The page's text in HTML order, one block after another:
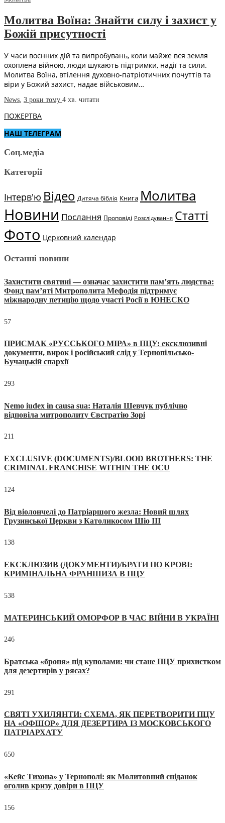
Молитва Воїна: Знайти силу і захист у
Божій присутності
У часи воєнних дій та випробувань, коли майже вся земля
охоплена війною, люди шукають підтримки, надії та сили.
Молитва Воїна, втілення духовно-патріотичних почуттів та
віри у Божий захист, надає військовим…
News, 3 роки тому 4 хв. читати
ПОЖЕРТВА
НАШ ТЕЛЕГРАМ
Соц.медіа
Категорії
Інтерв'ю Відео Дитяча біблія Книга Молитва
Новини Послання Проповіді Розслідування Статті
Фото Церковний календар
Останні новини
Захистити святині — означає захистити пам’ять людства:
Фонд пам’яті Митрополита Мефодія підтримує
міжнародну петицію щодо участі Росії в ЮНЕСКО
57
ПРИСМАК «РУССЬКОГО МІРА» в ПЦУ: ексклюзивні
документи, вирок і російський слід у Тернопільсько-
Бучацькій єпархії
293
Nemo iudex in causa sua: Наталія Шевчук публічно
відповіла митрополиту Євстратію Зорі
211
EXCLUSIVE (DOCUMENTS)/BLOOD BROTHERS: THE
CRIMINAL FRANCHISE WITHIN THE OCU
124
Від віолончелі до Патріаршого жезла: Новий шлях
Грузинської Церкви з Католикосом Шіо III
138
ЕКСКЛЮЗИВ (ДОКУМЕНТИ)/БРАТИ ПО КРОВІ:
КРИМІНАЛЬНА ФРАНШИЗА В ПЦУ
538
МАТЕРИНСЬКИЙ ОМОРФОР В ЧАС ВІЙНИ В УКРАЇНІ
246
Братська «броня» під куполами: чи стане ПЦУ прихистком
для дезертирів у рясах?
291
СВЯТІ УХИЛЯНТИ: СХЕМА, ЯК ПЕРЕТВОРИТИ ПЦУ
НА «ОФШОР» ДЛЯ ДЕЗЕРТИРА ІЗ МОСКОВСЬКОГО
ПАТРІАРХАТУ
650
«Кейс Тихона» у Тернополі: як Молитовний сніданок
оголив кризу довіри в ПЦУ
156